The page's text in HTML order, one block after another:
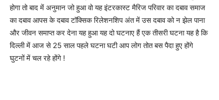
होगा तो बाद में अनुमान जो हुआ वो यह इंटरकास्ट मैरिज परिवार का दबाव समाज
का दबाव आपस के दबाव टॉक्सिक रिलेशनशिप अंत में उस दबाव को न झेल पाना
और जीवन समाप्त कर देना यह हुआ यह दो घटनाए हैं एक तीसरी घटना यह है कि
दिल्ली में आज से 25 साल पहले घटना घटी आप लोग तोत बस पैदा हुए होंगे
घुटनों में चल रहे होंगे !